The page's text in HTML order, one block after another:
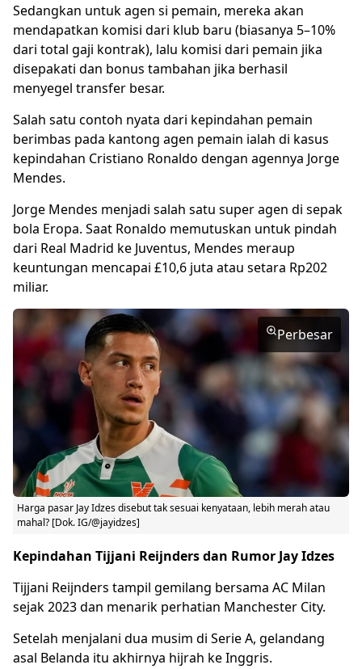
Sedangkan untuk agen si pemain, mereka akan
mendapatkan komisi dari klub baru (biasanya 5–10%
dari total gaji kontrak), lalu komisi dari pemain jika
disepakati dan bonus tambahan jika berhasil
menyegel transfer besar.
Salah satu contoh nyata dari kepindahan pemain
berimbas pada kantong agen pemain ialah di kasus
kepindahan Cristiano Ronaldo dengan agennya Jorge
Mendes.
Jorge Mendes menjadi salah satu super agen di sepak
bola Eropa. Saat Ronaldo memutuskan untuk pindah
dari Real Madrid ke Juventus, Mendes meraup
keuntungan mencapai £10,6 juta atau setara Rp202
miliar.
Perbesar
Harga pasar Jay Idzesdisebut tak sesuai kenyataan, lebih merah atau
mahal? [Dok. IG/@jayidzes]
Kepindahan Tijjani Reijnders dan Rumor Jay Idzes
Tijjani Reijnders tampil gemilang bersama AC Milan
sejak 2023 dan menarik perhatian Manchester City.
Setelah menjalani dua musim di Serie A, gelandang
asal Belanda itu akhirnya hijrah ke Inggris.